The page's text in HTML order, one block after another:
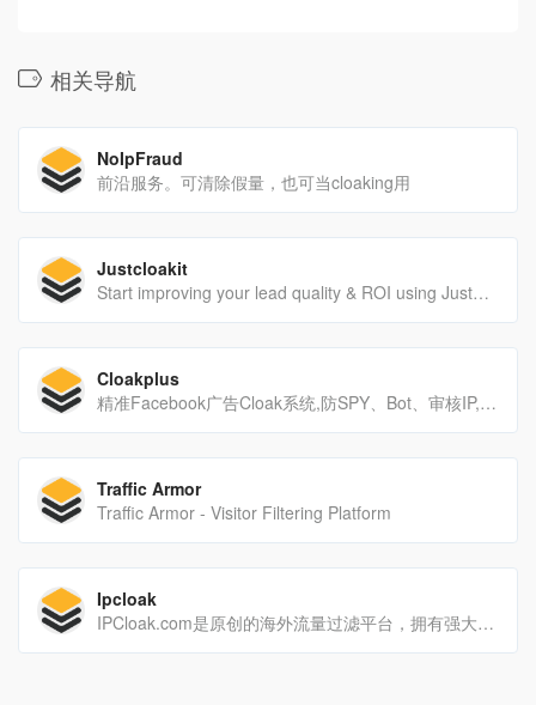
相关导航
NoIpFraud
前沿服务。可清除假量，也可当cloaking用
Justcloakit
Start improving your lead quality & ROI using JustCloakIt top leading cloaking platform by protecting your links and reducing fraudulent traffic in real-time
Cloakplus
精准Facebook广告Cloak系统,防SPY、Bot、审核IP,Affiliate Cloak屏蔽系统 - CloakPlus.com
Traffic Armor
Traffic Armor - Visitor Filtering Platform
Ipcloak
IPCloak.com是原创的海外流量过滤平台，拥有强大的全球精准IP数据库，利用访客行为识别算法，帮客户过滤掉无效流量。